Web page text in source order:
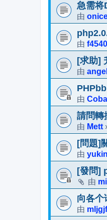
急需将
由
由
[求助]
由
由
請問轉
由 Mett
[問題]
由
[發問]
由
向各个
由 mljgjf